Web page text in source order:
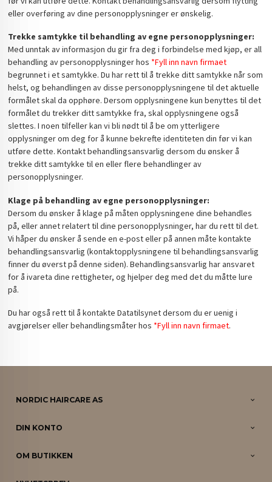
eller overføring av dine personopplysninger er ønskelig.
Trekke samtykke til behandling av egne personopplysninger:
Med unntak av informasjon du gir fra deg i forbindelse med kjøp, er all
behandling av personopplysninger hos *Fyll inn navn firmaet
begrunnet i et samtykke. Du har rett til å trekke ditt samtykke når som
helst, og behandlingen av disse personopplysningene til det aktuelle
formålet skal da opphøre. Dersom opplysningene kun benyttes til det
formålet du trekker ditt samtykke fra, skal opplysningene også
slettes. I noen tilfeller kan vi bli nødt til å be om ytterligere
opplysninger om deg for å kunne bekrefte identiteten din før vi kan
utføre dette. Kontakt behandlingsansvarlig dersom du ønsker å
trekke ditt samtykke til en eller flere behandlinger av
personopplysninger.
Klage på behandling av egne personopplysninger:
Dersom du ønsker å klage på måten opplysningene dine behandles
på, eller annet relatert til dine personopplysninger, har du rett til det.
Vi håper du ønsker å sende en e-post eller på annen måte kontakte
behandlingsansvarlig (kontaktopplysningene til behandlingsansvarlig
finner du øverst på denne siden). Behandlingsansvarlig har ansvaret
for å ivareta dine rettigheter, og hjelper deg med det du måtte lure
på.
Du har også rett til å kontakte Datatilsynet dersom du er uenig i
avgjørelser eller behandlingsmåter hos *Fyll inn navn firmaet.
NORDIC HAIRCARE AS
DIN KONTO
OM BUTIKKEN